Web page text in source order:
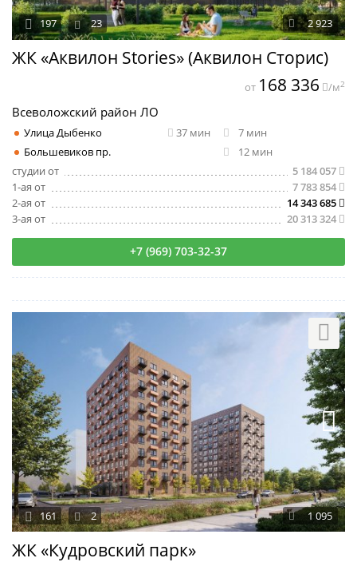
ЖК «Аквилон Stories» (Аквилон Сторис)
2 923
197 23
Всеволожский район ЛО
Улица Дыбенко 37 мин
7 мин
Большевиков пр.
12 мин
студии от
5 184 057
1-ая от
7 783 854
2-ая от
14 343 685
3-ая от
20 313 324
от 168 336 /м2
+7 (969) 703-32-37
ЖК «Кудровский парк»
1 095
161 2